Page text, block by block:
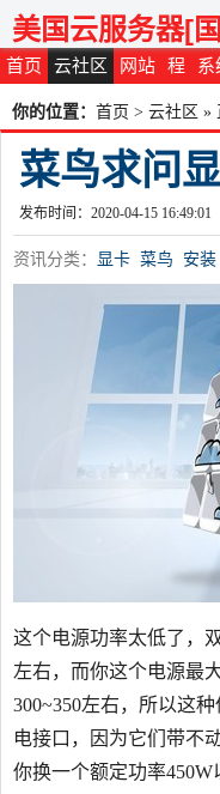
首页 云社区 网站 程 系
美国云服务器[
你的位置： 首页 > 云社区 »
菜鸟求问
发布时间：2020-04-15 16:49:01
资讯分类： 显卡 菜鸟 安装
这个电源功率太低了，
左右，而你这个电源最
300~350左右，所以这
电接口，因为它们带不
你换一个额定功率